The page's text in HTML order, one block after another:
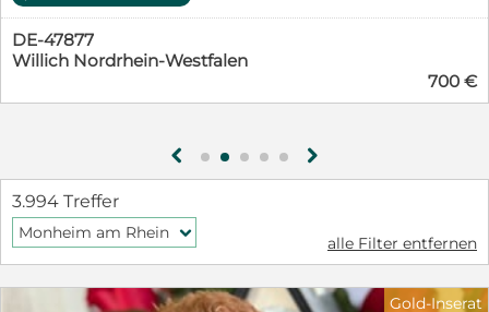
Hause. Gerne würden wir ihn zu lieben Menschen
geben, die sich mit dieser wunderbaren Rasse
auskennen und Zeit für ihn haben.
Heimtierausweis, Stubenrein
DE-47877
Willich Nordrhein-Westfalen
700 €
g h
3.994 Treffer
Monheim am Rhein f
alle Filter entfernen
Gold-Inserat